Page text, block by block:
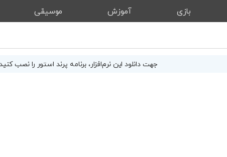
بازی آموزش موسیقی
جهت دانلود ایننرم‌افزار، برنامه پرند استور را نصب